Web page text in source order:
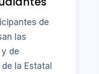
de
las
de
la Estatal